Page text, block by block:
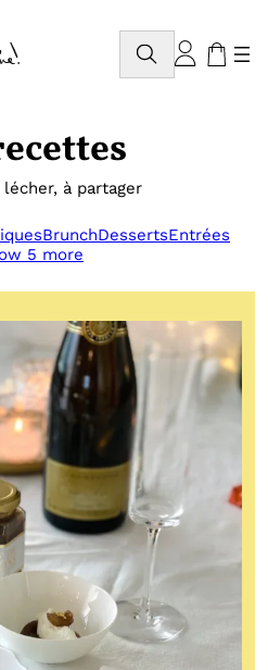
Rechercher
à partager
BrunchDessertsEntrées
5 more